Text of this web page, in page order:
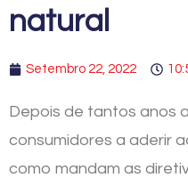
natural
Setembro 22, 2022
Depois de tantos anos
consumidores a aderir
como mandam as